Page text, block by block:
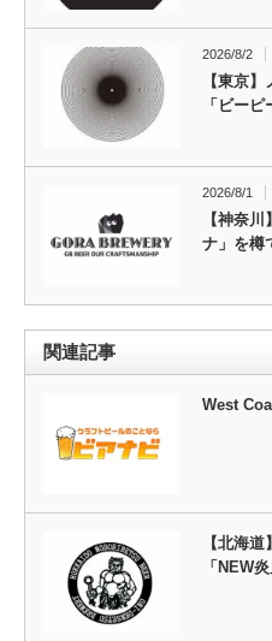
2026/8/2
【東京
「ビー
2026/8/1
【神奈
ナ」を樽
関連記事
West
【北海
「NEW